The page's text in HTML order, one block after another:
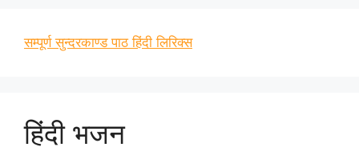
सम्पूर्ण सुन्दरकाण्ड पाठ हिंदी लिरिक्स
हिंदी भजन